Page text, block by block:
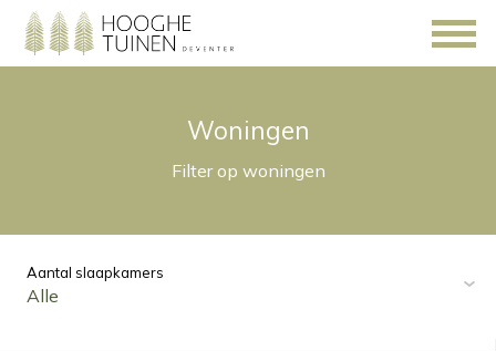
Woningen
Filter op woningen
Aantal slaapkamers
Alle